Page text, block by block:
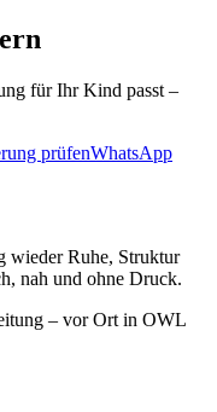
für Ihr Kind passt –
prüfenWhatsApp
wieder Ruhe, Struktur
nah und ohne Druck.
– vor Ort in OWL